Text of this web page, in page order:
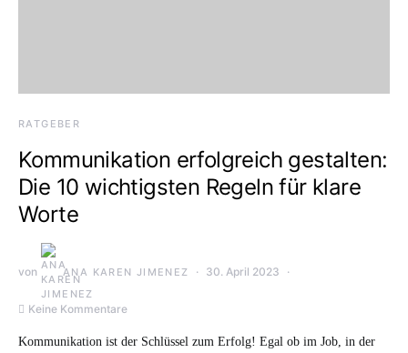
RATGEBER
Kommunikation erfolgreich gestalten:
Die 10 wichtigsten Regeln für klare
Worte
von ANA KAREN JIMENEZ 30. April 2023
Keine Kommentare
Kommunikation ist der Schlüssel zum Erfolg! Egal ob im Job, in der